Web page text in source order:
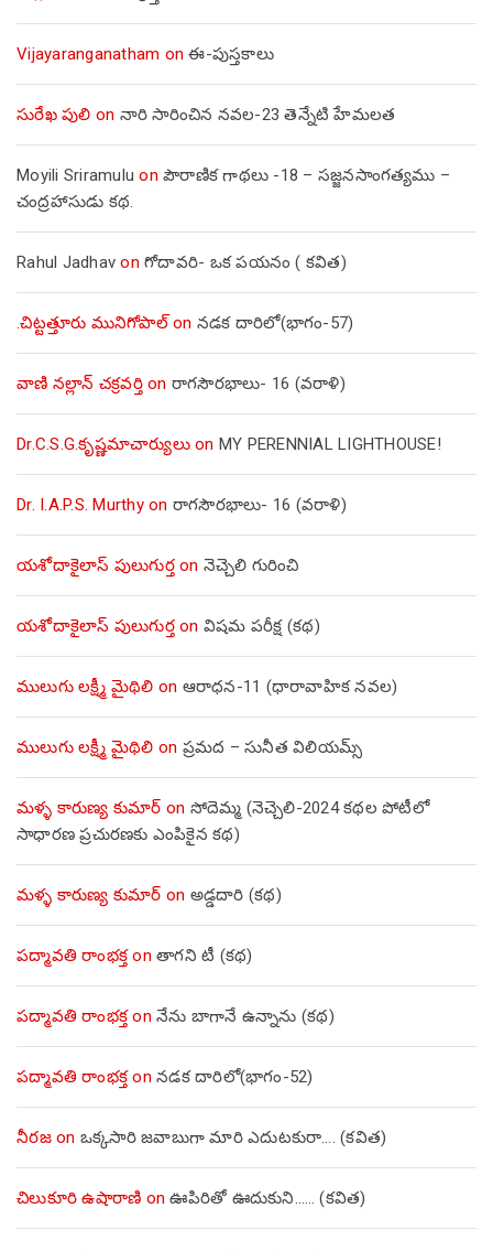
Vijayaranganatham onఈ-పుస్తకాలు
సురేఖ పులి on నారి సారించిన నవల-23 తెన్నేటి హేమలత
Moyili Sriramulu on పౌరాణిక గాథలు -18 – సజ్జనసాంగత్యము –
చంద్రహాసుడు కథ.
Rahul Jadhav on గోదావరి- ఒక పయనం ( కవిత)
.చిట్టత్తూరు మునిగోపాల్on నడక దారిలో(భాగం-57)
వాణి నల్లాన్ చక్రవర్తిon రాగసౌరభాలు- 16 (వరాళి)
Dr.C.S.G.కృష్ణమాచార్యులుon MY PERENNIAL LIGHTHOUSE!
Dr. I.A.P.S. Murthyon రాగసౌరభాలు- 16 (వరాళి)
యశోదాకైలాస్ పులుగుర్తon నెచ్చెలి గురించి
యశోదాకైలాస్ పులుగుర్తon విషమ పరీక్ష (క‌థ‌)
ములుగు లక్ష్మీ మైథిలి on ఆరాధన-11 (ధారావాహిక నవల)
ములుగు లక్ష్మీ మైథిలి on ప్రమద – సునీత విలియమ్స్
మళ్ళ కారుణ్య కుమార్ on సోదెమ్మ (నెచ్చెలి-2024 కథల పోటీలో
సాధారణ ప్రచురణకు ఎంపికైన కథ)
మళ్ళ కారుణ్య కుమార్ on అడ్డదారి (కథ)
పద్మావతి రాంభక్తon తాగని టీ (కథ)
పద్మావతి రాంభక్తon నేను బాగానే ఉన్నాను (క‌థ‌)
పద్మావతి రాంభక్తon నడక దారిలో(భాగం-52)
నీరజon ఒక్కసారి జవాబుగా మారి ఎదుటకురా…. (కవిత)
చిలుకూరి ఉషారాణి onఊపిరితో ఊదుకుని…… (కవిత)